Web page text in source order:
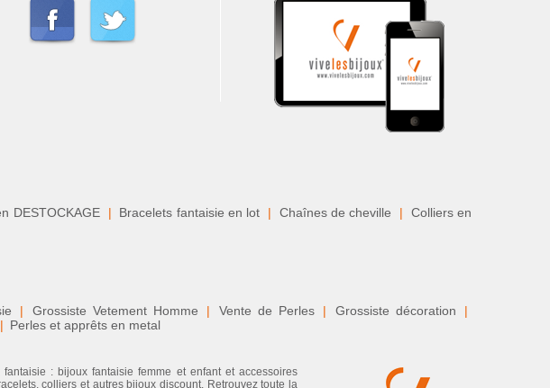
DESTOCKAGE | Bracelets fantaisie en lot | Chaînes de cheville |
Colliers en
| Grossiste Vetement Homme | Vente de Perles | Grossiste décoration
|
| Perles et apprêts en metal
: bijoux fantaisie femme et enfant et accessoires
colliers et autres bijoux discount. Retrouvez toute la